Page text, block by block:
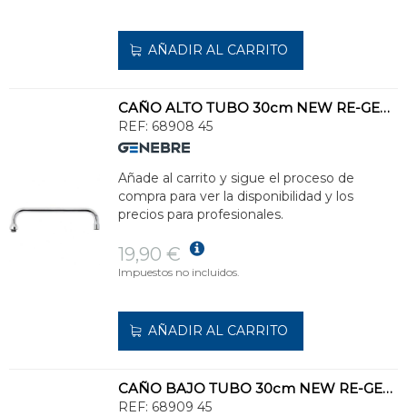
AÑADIR AL CARRITO
CAÑO ALTO TUBO 30cm NEW RE-GENT
REF: 68908 45
Añade al carrito y sigue el proceso de
compra para ver la disponibilidad y los
precios para profesionales.
19,90 €
Impuestos no incluidos.
AÑADIR AL CARRITO
CAÑO BAJO TUBO 30cm NEW RE-GENT
REF: 68909 45